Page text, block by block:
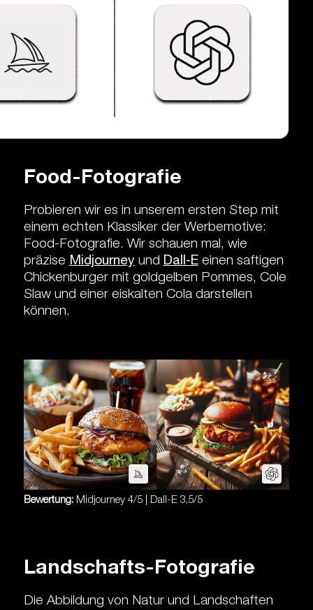
Food-Fotografie
Probieren wir es in unserem ersten Step mit
einem echten Klassiker der Werbemotive:
Food-Fotografie. Wir schauen mal, wie
präzise Midjourney und Dall-Eeinen saftigen
Chickenburger mit goldgelben Pommes, Cole
Slaw und einer eiskalten Cola darstellen
können.
Bewertung: Midjourney 4/5 | Dall-E 3,5/5
Landschafts-Fotografie
Die Abbildung von Natur und Landschaften